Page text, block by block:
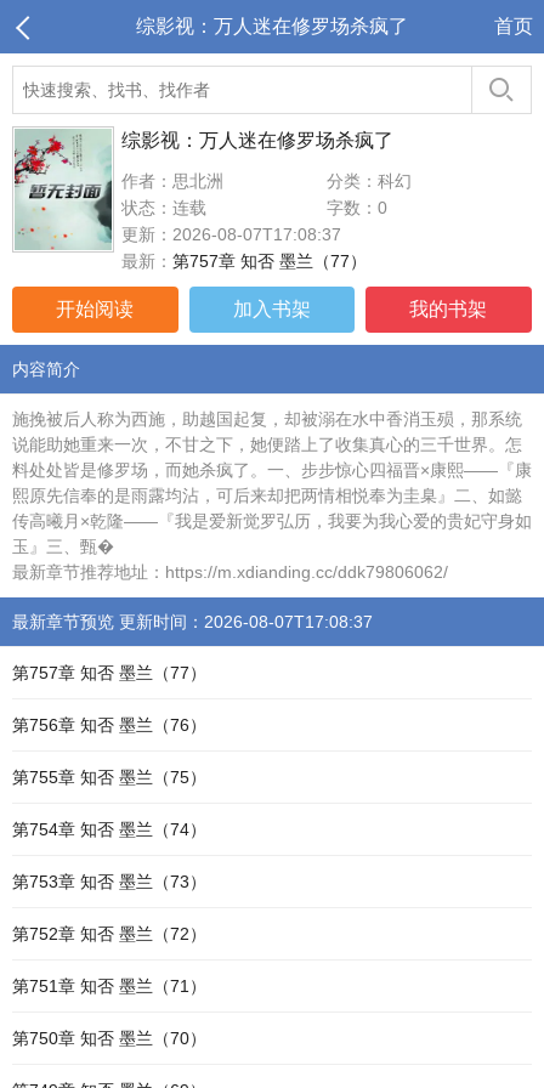
综影视：万人迷在修罗场杀疯了 首页
综影视：万人迷在修罗场杀疯了
作者：思北洲
分类：科幻
状态：连载
字数：0
更新：2026-08-07T17:08:37
最新： 第757章 知否 墨兰（77）
开始阅读 加入书架 我的书架
内容简介
施挽被后人称为西施，助越国起复，却被溺在水中香消玉殒，那系统
说能助她重来一次，不甘之下，她便踏上了收集真心的三千世界。怎
料处处皆是修罗场，而她杀疯了。一、步步惊心四福晋×康熙——『康
熙原先信奉的是雨露均沾，可后来却把两情相悦奉为圭臬』二、如懿
传高曦月×乾隆——『我是爱新觉罗弘历，我要为我心爱的贵妃守身如
玉』三、甄�
最新章节推荐地址：https://m.xdianding.cc/ddk79806062/
最新章节预览 更新时间：2026-08-07T17:08:37
第757章 知否 墨兰（77）
第756章 知否 墨兰（76）
第755章 知否 墨兰（75）
第754章 知否 墨兰（74）
第753章 知否 墨兰（73）
第752章 知否 墨兰（72）
第751章 知否 墨兰（71）
第750章 知否 墨兰（70）